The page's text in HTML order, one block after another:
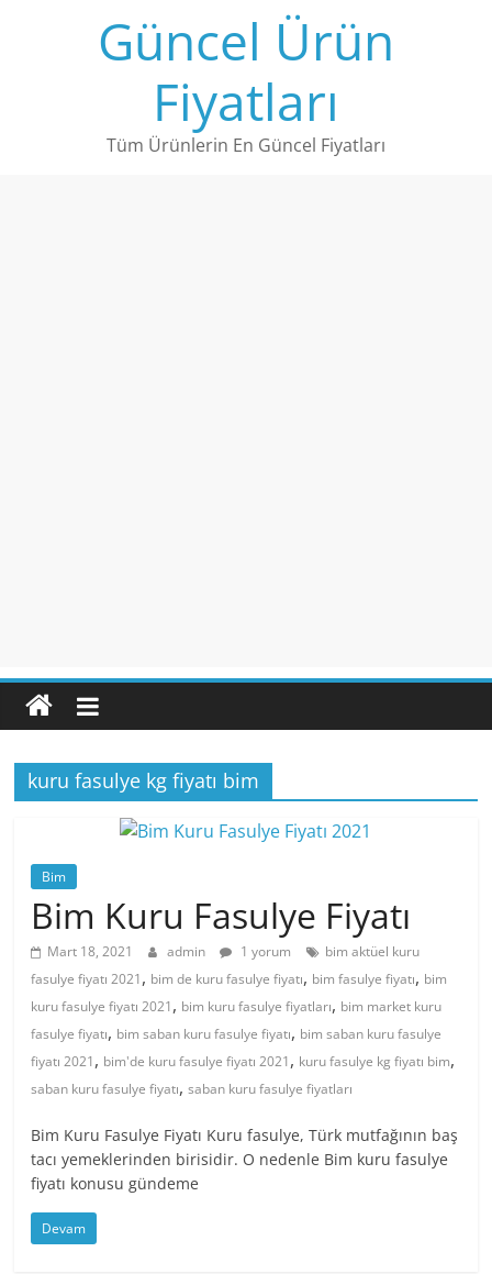
Güncel Ürün
Fiyatları
Tüm Ürünlerin En Güncel Fiyatları
kuru fasulye kg fiyatı bim
Bim
Bim Kuru Fasulye Fiyatı
Mart 18, 2021 admin 1 yorum
bim aktüel kuru
fasulye fiyatı 2021, bim de kuru fasulye fiyatı, bim fasulye fiyatı, bim
kuru fasulye fiyatı 2021, bim kuru fasulye fiyatları, bim market kuru
fasulye fiyatı, bim saban kuru fasulye fiyatı, bim saban kuru fasulye
fiyatı 2021, bim'de kuru fasulye fiyatı 2021, kuru fasulye kg fiyatı bim,
saban kuru fasulye fiyatı,saban kuru fasulye fiyatları
Bim Kuru Fasulye Fiyatı Kuru fasulye, Türk mutfağının baş
tacı yemeklerinden birisidir. O nedenle Bim kuru fasulye
fiyatı konusu gündeme
Devam